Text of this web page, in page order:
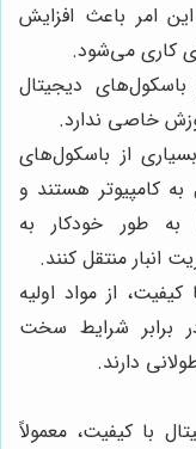
امر باعث افزایش
کاری می‌شود.
باسکول‌های دیجیتال
خاصی ندارد.
بسیاری از باسکول‌های
به کامپیوتر هستند و
به طور خودکار به
انبار منتقل کنند.
از مواد اولیه
برابر شرایط سخت
دارند.
با کیفیت، معمولاً